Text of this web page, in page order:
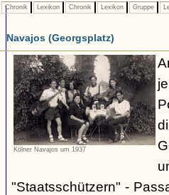
Chronik Lexikon Chronik Lexikon Gruppe
Navajos (Georgsplatz)
Kölner Navajos um 1937
"Staatsschützern" -